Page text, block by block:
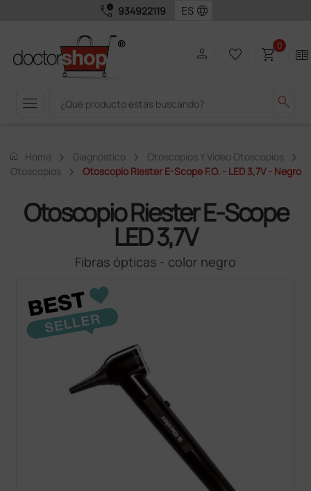
call_quality 934922119 language
menu search
person favorite_border shopping_cart0 two_pager
home Home Diagnóstico
Otoscopios Y Video Otoscopios
Otoscopios
Otoscopio Riester E-Scope F.O. - LED 3,7V - Negro
Otoscopio Riester E-Scope
LED 3,7V
Fibras ópticas - color negro